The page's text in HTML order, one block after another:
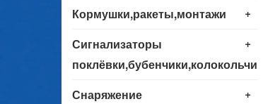
+
Кормушки,ракеты,монтажи
+
Сигнализаторы
поклёвки,бубенчики,колокольчики
+
Снаряжение